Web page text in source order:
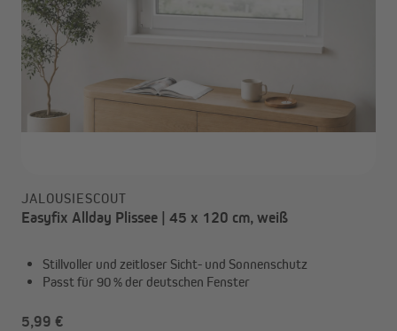
JALOUSIESCOUT
Easyfix Allday Plissee | 45 x 120 cm, weiß
Stillvoller und zeitloser Sicht- und Sonnenschutz
Passt für 90 % der deutschen Fenster
5,99 €